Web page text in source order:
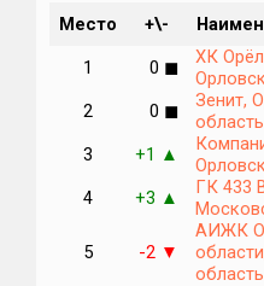
Место +\-
1
0 ◼
ХК
2
0 ◼
Зенит,
область
3
+1 ▲
4
+3 ▲
ГК 433
5 -2 ▼
АИЖК
область